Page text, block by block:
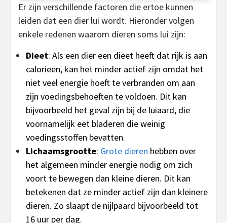
Er zijn verschillende factoren die ertoe kunnen
leiden dat een dier lui wordt. Hieronder volgen
enkele redenen waarom dieren soms lui zijn:
Dieet: Als een dier een dieet heeft dat rijk is aan
calorieën, kan het minder actief zijn omdat het
niet veel energie hoeft te verbranden om aan
zijn voedingsbehoeften te voldoen. Dit kan
bijvoorbeeld het geval zijn bij de luiaard, die
voornamelijk eet bladeren die weinig
voedingsstoffen bevatten.
Lichaamsgrootte: Grote dieren hebben over
het algemeen minder energie nodig om zich
voort te bewegen dan kleine dieren. Dit kan
betekenen dat ze minder actief zijn dan kleinere
dieren. Zo slaapt de nijlpaard bijvoorbeeld tot
16 uur per dag.